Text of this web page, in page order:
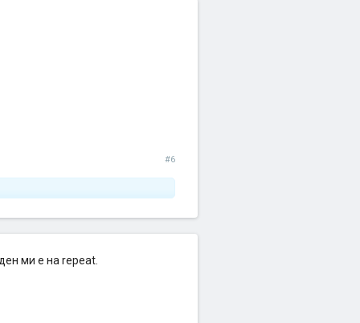
#6
ми е на repeat.